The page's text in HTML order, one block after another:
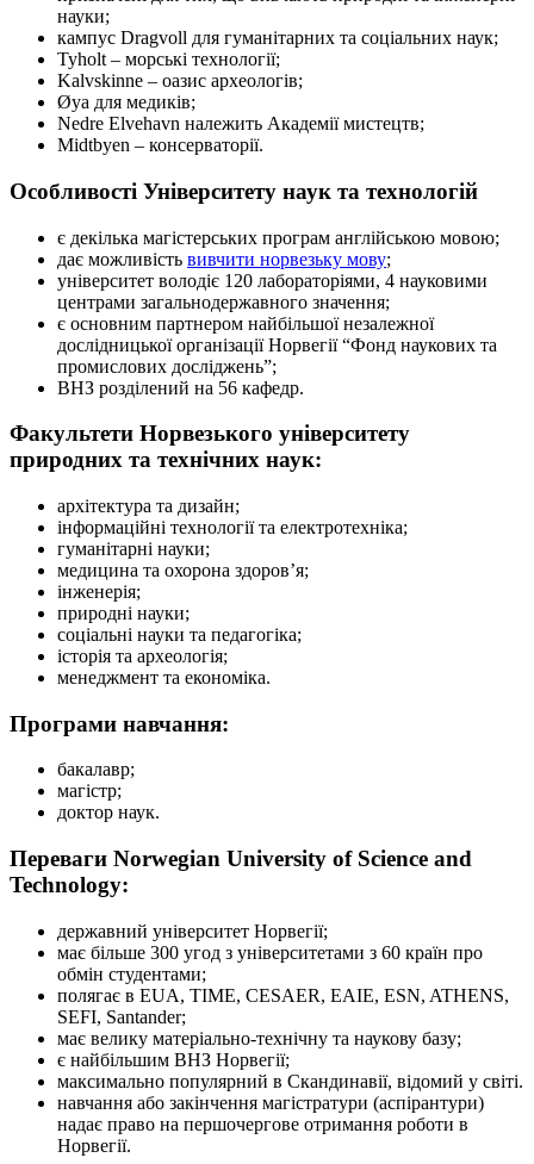
науки;
кампус Dragvoll для гуманітарних та соціальних наук;
Tyholt – морські технології;
Kalvskinne – оазис археологів;
Øya для медиків;
Nedre Elvehavn належить Академії мистецтв;
Midtbyen – консерваторії.
Особливості Університету наук та технологій
є декілька магістерських програм англійською мовою;
дає можливість вивчити норвезьку мову;
університет володіє 120 лабораторіями, 4 науковими
центрами загальнодержавного значення;
є основним партнером найбільшої незалежної
дослідницької організації Норвегії “Фонд наукових та
промислових досліджень”;
ВНЗ розділений на 56 кафедр.
Факультети Норвезького університету
природних та технічних наук:
архітектура та дизайн;
інформаційні технології та електротехніка;
гуманітарні науки;
медицина та охорона здоров’я;
інженерія;
природні науки;
соціальні науки та педагогіка;
історія та археологія;
менеджмент та економіка.
Програми навчання:
бакалавр;
магістр;
доктор наук.
Переваги Norwegian University of Science and
Technology:
державний університет Норвегії;
має більше 300 угод з університетами з 60 країн про
обмін студентами;
полягає в EUA, TIME, CESAER, EAIE, ESN, ATHENS,
SEFI, Santander;
має велику матеріально-технічну та наукову базу;
є найбільшим ВНЗ Норвегії;
максимально популярний в Скандинавії, відомий у світі.
навчання або закінчення магістратури (аспірантури)
надає право на першочергове отримання роботи в
Норвегії.